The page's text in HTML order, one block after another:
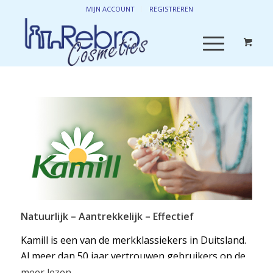
MIJN ACCOUNT REGISTREREN
Natuurlijk – Aantrekkelijk – Effectief
Kamill is een van de merkklassiekers in Duitsland.
Al meer dan 50 jaar vertrouwen gebruikers op de